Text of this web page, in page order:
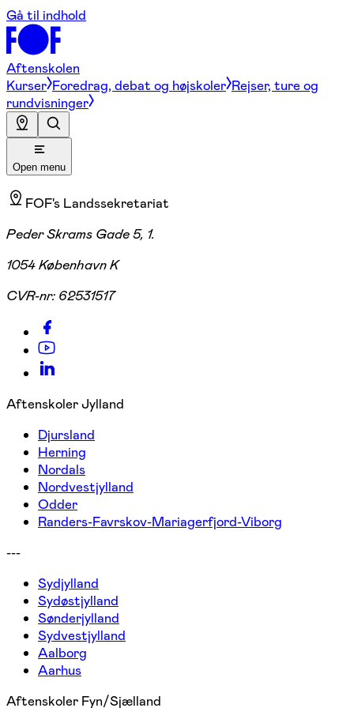
Gå til indhold
Aftenskolen
Kurser Foredrag, debat og højskoler Rejser, ture og
rundvisninger
Open menu
FOF's Landssekretariat
Peder Skrams Gade 5, 1.
1054 København K
CVR-nr: 62531517
Aftenskoler Jylland
Djursland
Herning
Nordals
Nordvestjylland
Odder
Randers-Favrskov-Mariagerfjord-Viborg
---
Sydjylland
Sydøstjylland
Sønderjylland
Sydvestjylland
Aalborg
Aarhus
Aftenskoler Fyn/Sjælland